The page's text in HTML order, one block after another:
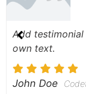
Add
own text.
John Doe